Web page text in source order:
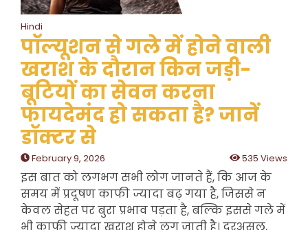
Hindi
पॉल्यूशन से गले में होने वाली
खराश के दौरान किन जड़ी-
बूटियों का सेवन करना
फायदेमंद हो सकता है? जानें
डॉक्टर से
February 9, 2026 535 Views
इस बात को लगभग सभी लोग जानते हैं, कि आज के
समय में प्रदूषण काफी ज्यादा बढ़ गया है, जिससे न
केवल सेहत पर बुरा प्रभाव पड़ता है, बल्कि इससे गले में